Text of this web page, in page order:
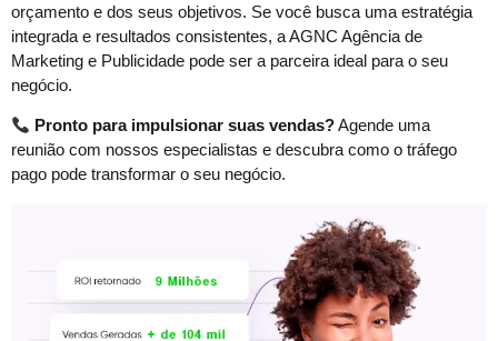
orçamento e dos seus objetivos. Se você busca uma estratégia
integrada e resultados consistentes, a AGNC Agência de
Marketing e Publicidade pode ser a parceira ideal para o seu
negócio.
Pronto para impulsionar suas vendas?Agende uma
reunião com nossos especialistas e descubra como o tráfego
pago pode transformar o seu negócio.